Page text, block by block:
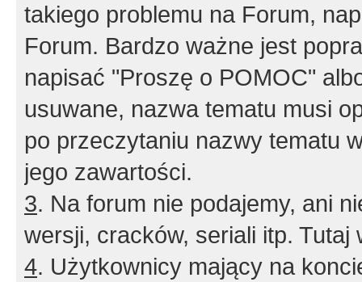
takiego problemu na Forum,
Forum. Bardzo ważne jest
napisać "Proszę o POMOC"
usuwane, nazwa tematu musi
po przeczytaniu nazwy tematu
jego zawartości.
3. Na forum nie podajemy, ani
wersji, cracków, seriali itp. Tutaj
4. Użytkownicy mający na